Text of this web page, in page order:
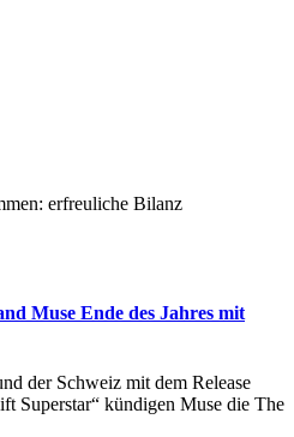
erfreuliche Bilanz
Muse Ende des Jahres mit
der Schweiz mit dem Release
Superstar“ kündigen Muse die The